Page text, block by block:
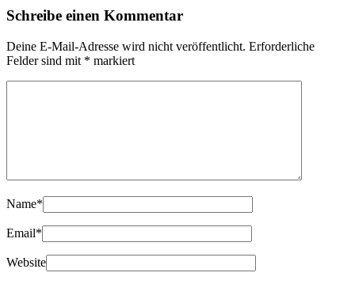
Schreibe einen Kommentar
Deine E-Mail-Adresse wird nicht veröffentlicht. Erforderliche
Felder sind mit * markiert
Name*
Email*
Website